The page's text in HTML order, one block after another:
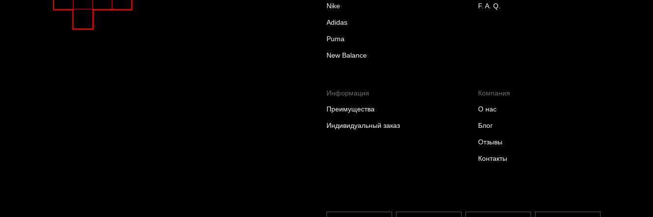
Nike
Adidas
Puma
New Balance
F. A. Q.
Информация
Преимущества
Индивидуальный заказ
Компания
О нас
Блог
Отзывы
Контакты